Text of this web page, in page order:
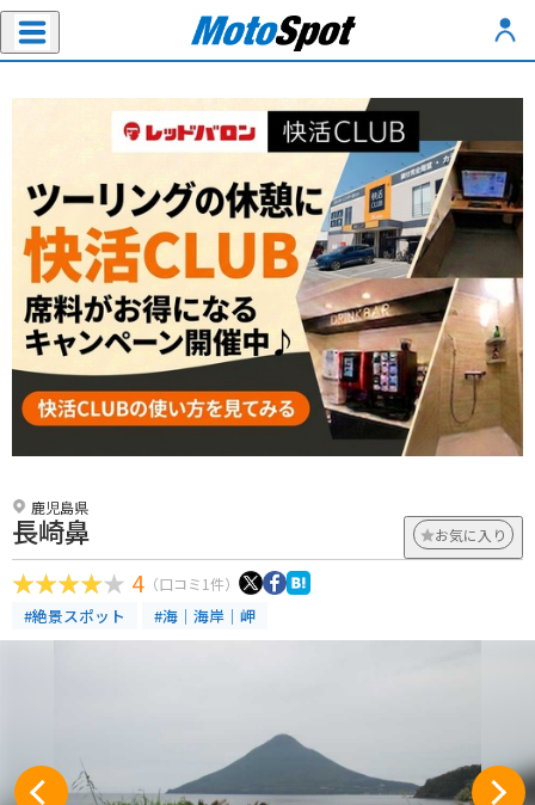
鹿児島県
長崎鼻 お気に入り
4 （口コミ1件）
#絶景スポット #海｜海岸｜岬